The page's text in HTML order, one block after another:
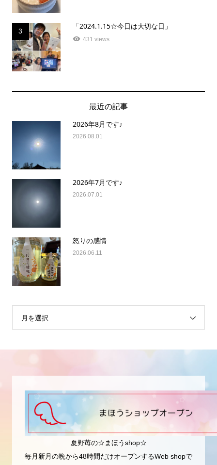
3
「2024.1.15☆今日は大切な日」
431 views
最近の記事
2026年8月です♪
2026.08.01
2026年7月です♪
2026.07.01
怒りの感情
2026.06.11
月を選択
夏野苺の☆まほうshop☆
毎月新月の晩から48時間だけオープンするWeb shopで